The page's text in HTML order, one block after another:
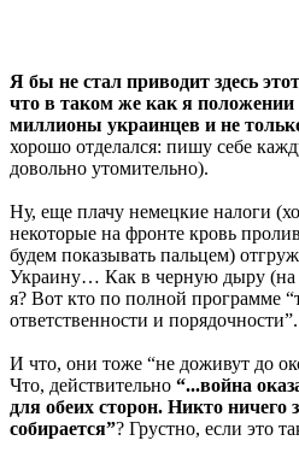
Я бы не стал приводит здесь
что в таком же как я положении
миллионы украинцев и не
хорошо отделался: пишу себе
довольно утомительно).
Ну, еще плачу немецкие налоги
некоторые на фронте кровь
будем показывать пальцем)
Украину… Как в черную дыру
я? Вот кто по полной программе
ответственности и
И что, они тоже “не доживут до
Что, действительно “...война
для обеих сторон. Никто ничего
собирается”? Грустно, если это